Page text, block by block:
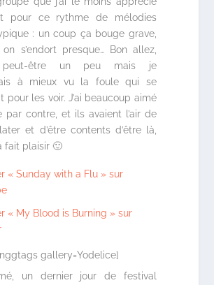
pour ce rythme de mélodies
: un coup ça bouge grave,
s’endort presque… Bon allez,
peut-être un peu mais je
à mieux vu la foule qui se
pour les voir. J’ai beaucoup aimé
par contre, et ils avaient l’air de
et d’être contents d’être là,
fait plaisir 🙂
« Sunday with a Flu » sur
« My Blood is Burning » sur
gallery=Yodelice]
un dernier jour de festival